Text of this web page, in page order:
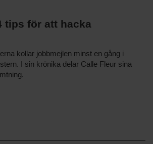
tips för att hacka
kollar jobbmejlen minst en gång i
I sin krönika delar Calle Fleur sina